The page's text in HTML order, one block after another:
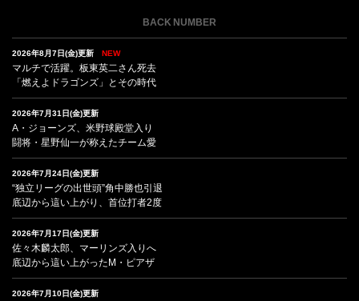
BACK NUMBER
2026年8月7日(金)更新 NEW
マルチで活躍。板東英二さん死去
「燃えよドラゴンズ」とその時代
2026年7月31日(金)更新
A・ジョーンズ、米野球殿堂入り
闘将・星野仙一が称えたチーム愛
2026年7月24日(金)更新
“独立リーグの出世頭”角中勝也引退
底辺から這い上がり、首位打者2度
2026年7月17日(金)更新
佐々木麟太郎、マーリンズ入りへ
底辺から這い上がったM・ピアザ
2026年7月10日(金)更新